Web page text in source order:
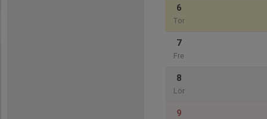
6
Tor
7
Fre
8
Lör
9